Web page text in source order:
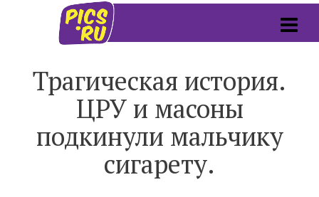
Трагическая история.
ЦРУ и масоны
подкинули мальчику
сигарету.